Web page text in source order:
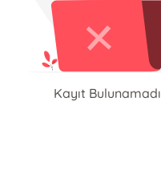
Kayıt Bulunamadı